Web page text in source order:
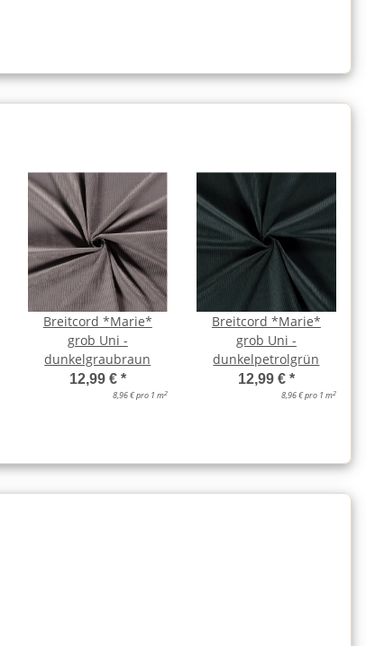
Breitcord *Marie*
grob Uni -
dunkelgraubraun
12,99 € *
8,96 € pro 1 m2
Breitcord *Marie*
grob Uni -
dunkelpetrolgrün
12,99 € *
8,96 € pro 1 m2